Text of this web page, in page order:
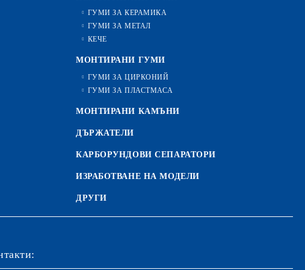
ГУМИ ЗА КЕРАМИКА
ГУМИ ЗА МЕТАЛ
КЕЧЕ
МОНТИРАНИ ГУМИ
ГУМИ ЗА ЦИРКОНИЙ
ГУМИ ЗА ПЛАСТМАСА
МОНТИРАНИ КАМЪНИ
ДЪРЖАТЕЛИ
КАРБОРУНДОВИ СЕПАРАТОРИ
ИЗРАБОТВАНЕ НА МОДЕЛИ
ДРУГИ